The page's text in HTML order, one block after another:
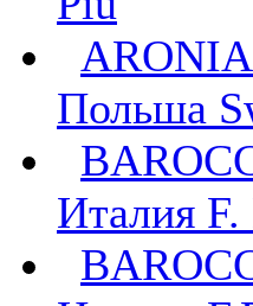
Польша
Италия